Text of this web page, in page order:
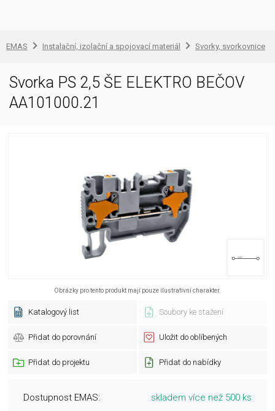
EMAS Instalační, izolační a spojovací materiál Svorky, svorkovnice
Svorka PS 2,5 ŠE ELEKTRO BEČOV
AA101000.21
Obrázky pro tento produkt mají pouze ilustrativní charakter.
Katalogový list Soubory ke stažení
Přidat do porovnání Uložit do oblíbených
Přidat do projektu Přidat do nabídky
Dostupnost EMAS: skladem více než 500 ks